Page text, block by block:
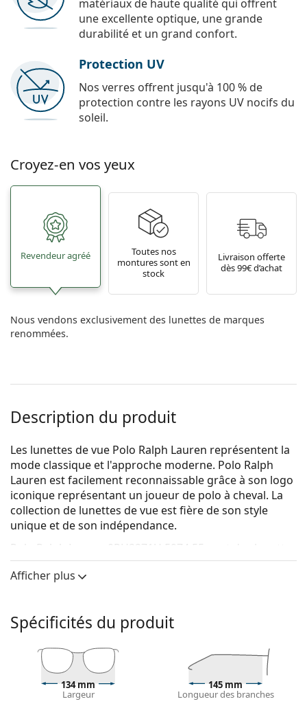
matériaux de haute qualité qui offrent
une excellente optique, une grande
durabilité et un grand confort.
Protection UV
Nos verres offrent jusqu'à 100 % de
protection contre les rayons UV nocifs du
soleil.
Croyez-en vos yeux
Revendeur agréé
Toutes nos
montures sont en
stock
Livraison offerte
dès 99€ d’achat
Nous vendons exclusivement des lunettes de marques
renommées.
Description du produit
Les lunettes de vue Polo Ralph Lauren représentent la
mode classique et l'approche moderne. Polo Ralph
Lauren est facilement reconnaissable grâce à son logo
iconique représentant un joueur de polo à cheval. La
collection de lunettes de vue est fière de son style
unique et de son indépendance.
Polo Ralph Lauren 0PH2271U 5974 55 sont des lunettes
pour hommes.
Voyez de quoi vous avez l'air avec ces lunettes grâce à
Monture de lunettes de vue
La couleur brune de la monture s'accorde
parfaitement avec un teint chaud et des cheveux
châtain clair, noirs ou blonds foncés.
Les montures carrées sont un choix idéal pour les
Afficher plus
Spécificités du produit
134 mm
Largeur
145 mm
Longueur des branches